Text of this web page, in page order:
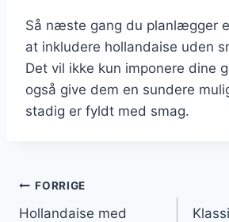
Så næste gang du planlægger
at inkludere hollandaise uden
Det vil ikke kun imponere dine
også give dem en sundere
stadig er fyldt med smag.
Indlægsnavigation
FORRIGE
Hollandaise med